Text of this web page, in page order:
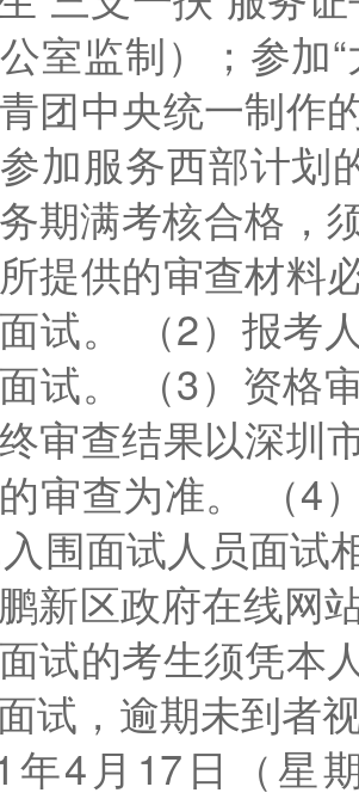
室监制）；参加
团中央统一制作
加服务西部计划
期满考核合格，
提供的审查材料
试。 （2）报考
试。 （3）资格
审查结果以深圳
审查为准。 （4
围面试人员面试
新区政府在线网
试的考生须凭本
试，逾期未到者
年4月17日（星